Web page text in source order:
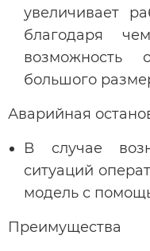
увеличивает
благодаря
возможность
большого
Аварийная
В случае
ситуаций
модель с
Преимущества